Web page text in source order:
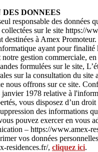
DONNEES
responsable des données
sur le site https://
destinées à Amex
ayant pour finalité
notre gestion commerciale,
formulées sur le site,
sur la consultation du site
nous offrons sur ce site.
1978 relative à
vous disposez d’un droit
des informations
pouvez exercer en vous
– https://www.amex-
vos données
residences.fr/, cliquez ici.